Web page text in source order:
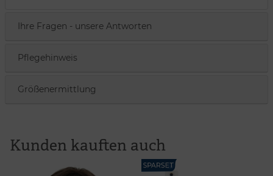
Ihre Fragen - unsere Antworten
Pflegehinweis
Größenermittlung
Kunden kauften auch